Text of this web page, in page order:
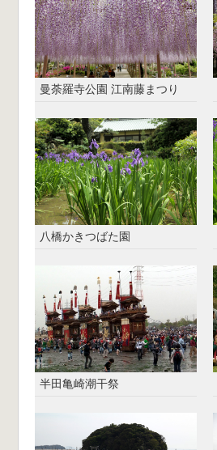
曼荼羅寺公園 江南藤まつり
八橋かきつばた園
半田亀崎潮干祭